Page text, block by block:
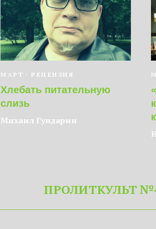
МАРТ РЕЦЕНЗИЯ
Хлебать питательную
слизь
Михаил Гундарин
ПРОЛИТКУЛЬТ